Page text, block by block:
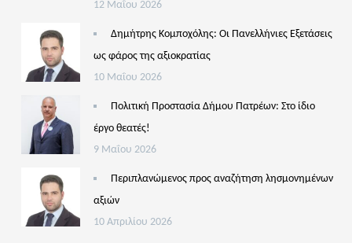
12 Μαΐου 2026
Δημήτρης Κομποχόλης: Οι Πανελλήνιες Εξετάσεις
ως φάρος της αξιοκρατίας
10 Μαΐου 2026
Πολιτική Προστασία Δήμου Πατρέων: Στο ίδιο
έργο θεατές!
9 Μαΐου 2026
Περιπλανώμενος προς αναζήτηση λησμονημένων
αξιών
10 Απριλίου 2026